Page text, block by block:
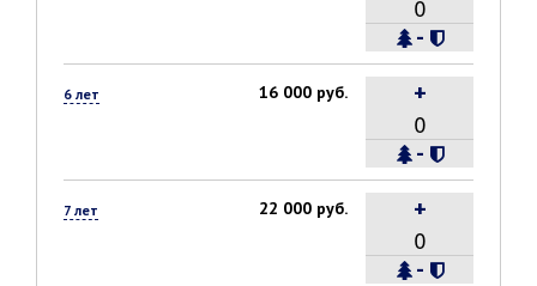
-
6 лет 16 000 руб.
-
+
7 лет 22 000 руб.
-
+